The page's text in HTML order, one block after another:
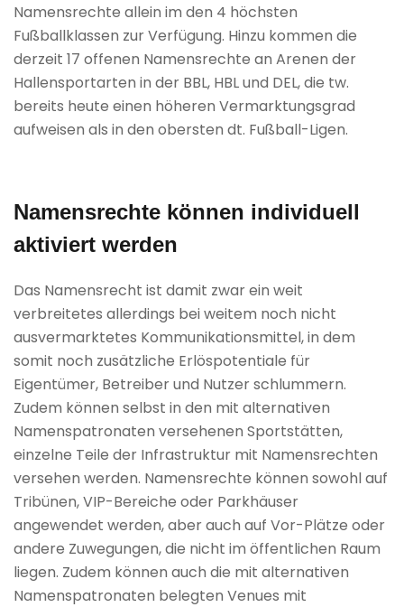
Namensrechte allein im den 4 höchsten
Fußballklassen zur Verfügung. Hinzu kommen die
derzeit 17 offenen Namensrechte an Arenen der
Hallensportarten in der BBL, HBL und DEL, die tw.
bereits heute einen höheren Vermarktungsgrad
aufweisen als in den obersten dt. Fußball-Ligen.
Namensrechte können individuell
aktiviert werden
Das Namensrecht ist damit zwar ein weit
verbreitetes allerdings bei weitem noch nicht
ausvermarktetes Kommunikationsmittel, in dem
somit noch zusätzliche Erlöspotentiale für
Eigentümer, Betreiber und Nutzer schlummern.
Zudem können selbst in den mit alternativen
Namenspatronaten versehenen Sportstätten,
einzelne Teile der Infrastruktur mit Namensrechten
versehen werden. Namensrechte können sowohl auf
Tribünen, VIP-Bereiche oder Parkhäuser
angewendet werden, aber auch auf Vor-Plätze oder
andere Zuwegungen, die nicht im öffentlichen Raum
liegen. Zudem können auch die mit alternativen
Namenspatronaten belegten Venues mit